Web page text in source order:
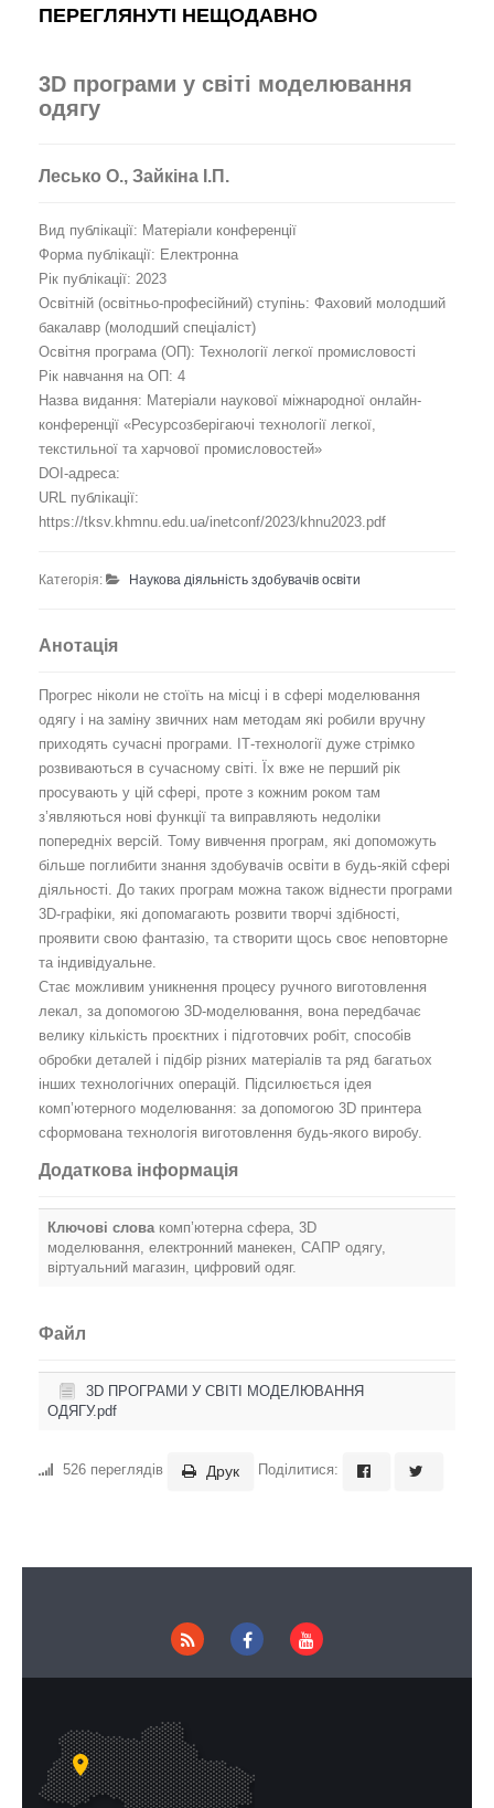
ПЕРЕГЛЯНУТІ НЕЩОДАВНО
3D програми у світі моделювання
одягу
Лесько О., Зайкіна І.П.
Вид публікації: Матеріали конференції
Форма публікації: Електронна
Рік публікації: 2023
Освітній (освітньо-професійний) ступінь: Фаховий молодший
бакалавр (молодший спеціаліст)
Освітня програма (ОП): Технології легкої промисловості
Рік навчання на ОП: 4
Назва видання: Матеріали наукової міжнародної онлайн-
конференції «Ресурсозберігаючі технології легкої,
текстильної та харчової промисловостей»
DOI-адреса:
URL публікації:
https://tksv.khmnu.edu.ua/inetconf/2023/khnu2023.pdf
Категорія: Наукова діяльність здобувачів освіти
Анотація
Прогрес ніколи не стоїть на місці і в сфері моделювання
одягу і на заміну звичних нам методам які робили вручну
приходять сучасні програми. ІТ-технології дуже стрімко
розвиваються в сучасному світі. Їх вже не перший рік
просувають у цій сфері, проте з кожним роком там
з’являються нові функції та виправляють недоліки
попередніх версій. Тому вивчення програм, які допоможуть
більше поглибити знання здобувачів освіти в будь-якій сфері
діяльності. До таких програм можна також віднести програми
3D-графіки, які допомагають розвити творчі здібності,
проявити свою фантазію, та створити щось своє неповторне
та індивідуальне.
Стає можливим уникнення процесу ручного виготовлення
лекал, за допомогою 3D-моделювання, вона передбачає
велику кількість проєктних і підготовчих робіт, способів
обробки деталей і підбір різних матеріалів та ряд багатьох
інших технологічних операцій. Підсилюється ідея
комп’ютерного моделювання: за допомогою 3D принтера
сформована технологія виготовлення будь-якого виробу.
Додаткова інформація
Ключові слова комп’ютерна сфера, 3D
моделювання, електронний манекен, САПР одягу,
віртуальний магазин, цифровий одяг.
Файл
3D ПРОГРАМИ У СВІТІ МОДЕЛЮВАННЯ
ОДЯГУ.pdf
526 переглядів Друк Поділитися: